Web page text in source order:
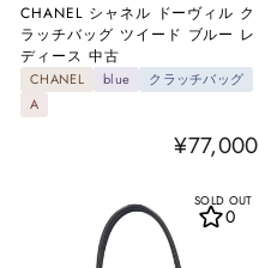
CHANEL シャネル ドーヴィル ク
ラッチバッグ ツイード ブルー レ
ディース 中古
CHANEL blue
クラッチバッグ
A
¥77,000
SOLD OUT
0